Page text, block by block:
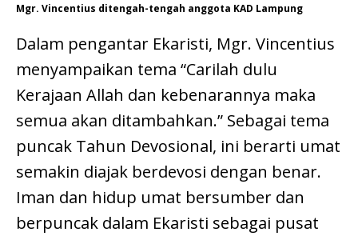
Mgr. Vincentius ditengah-tengah anggota KAD Lampung
Dalam pengantar Ekaristi, Mgr. Vincentius
menyampaikan tema “Carilah dulu
Kerajaan Allah dan kebenarannya maka
semua akan ditambahkan.” Sebagai tema
puncak Tahun Devosional, ini berarti umat
semakin diajak berdevosi dengan benar.
Iman dan hidup umat bersumber dan
berpuncak dalam Ekaristi sebagai pusat